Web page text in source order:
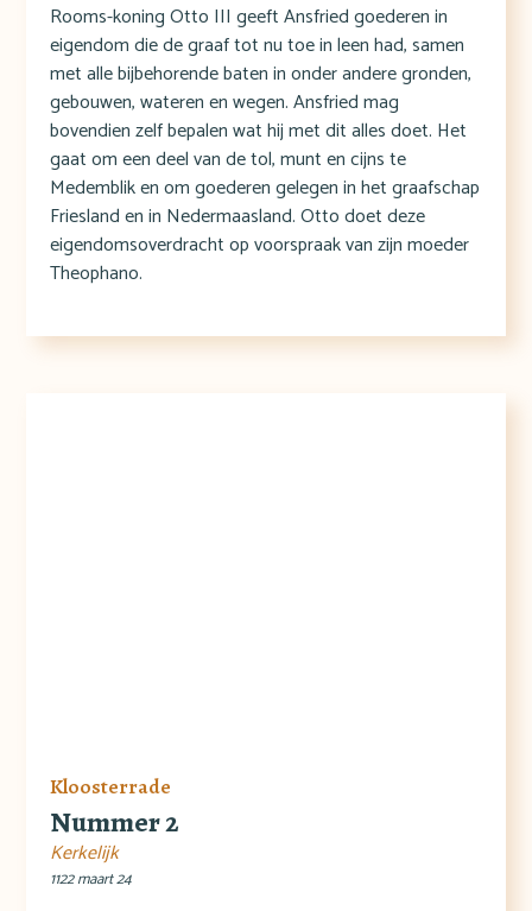
Rooms-koning Otto III geeft Ansfried goederen in
eigendom die de graaf tot nu toe in leen had, samen
met alle bijbehorende baten in onder andere gronden,
gebouwen, wateren en wegen. Ansfried mag
bovendien zelf bepalen wat hij met dit alles doet. Het
gaat om een deel van de tol, munt en cijns te
Medemblik en om goederen gelegen in het graafschap
Friesland en in Nedermaasland. Otto doet deze
eigendomsoverdracht op voorspraak van zijn moeder
Theophano.
Kloosterrade
Nummer 2
Kerkelijk
1122 maart 24